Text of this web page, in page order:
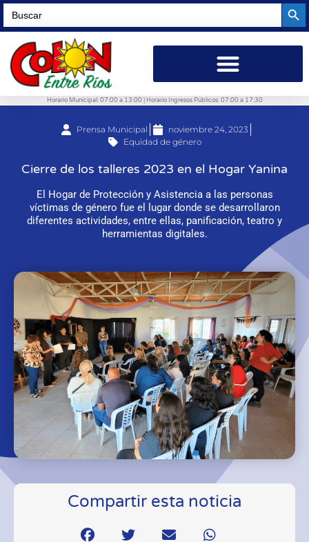
Search
for:
Horario Municipal: 07:00 a 13:00 | Horario Ingresos Públicos: 07:00 a 17:30
Prensa Municipal
noviembre 24, 2023
Equidad de género
Cierre de los talleres 2023 en el Hogar Yanina
El Hogar de Protección y Asistencia a las personas
víctimas de género fue el lugar donde se desarrollaron
diferentes actividades, entre ellas, panificación, teatro y
herramientas digitales.
Compartir esta noticia